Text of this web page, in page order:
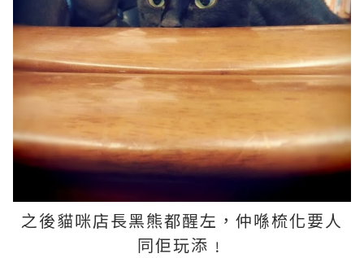
之後貓咪店長黑熊都醒左，仲喺梳化要人
同佢玩添﹗